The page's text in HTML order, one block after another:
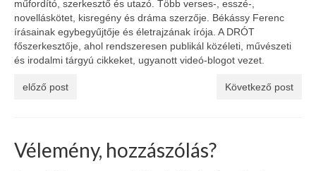
műfordító, szerkesztő és utazó. Több verses-, esszé-,
novelláskötet, kisregény és dráma szerzője. Békássy Ferenc
írásainak egybegyűjtője és életrajzának írója. A DRÓT
főszerkesztője, ahol rendszeresen publikál közéleti, művészeti
és irodalmi tárgyú cikkeket, ugyanott videó-blogot vezet.
előző post Következő post
Vélemény, hozzászólás?